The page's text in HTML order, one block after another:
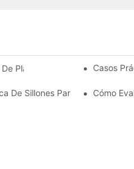
Playa Adecuado Para Las
Casos
De Sillones Para Exteriores
Cómo